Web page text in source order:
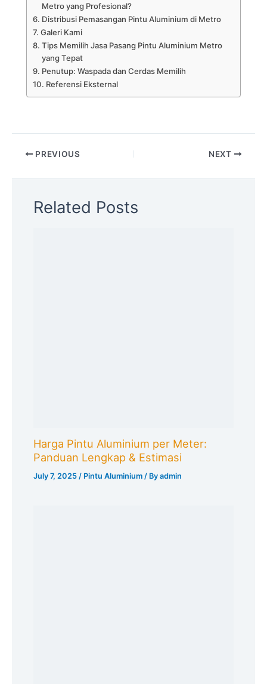
Metro yang Profesional?
Distribusi Pemasangan Pintu Aluminium di Metro
Galeri Kami
Tips Memilih Jasa Pasang Pintu Aluminium Metro
yang Tepat
Penutup: Waspada dan Cerdas Memilih
Referensi Eksternal
PREVIOUS NEXT
Related Posts
Harga Pintu Aluminium per Meter:
Panduan Lengkap & Estimasi
July 7, 2025 / Pintu Aluminium / Byadmin